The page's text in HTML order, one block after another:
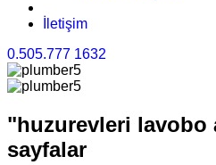
İletişim
0.505.777 1632
"huzurevleri lavobo
sayfalar